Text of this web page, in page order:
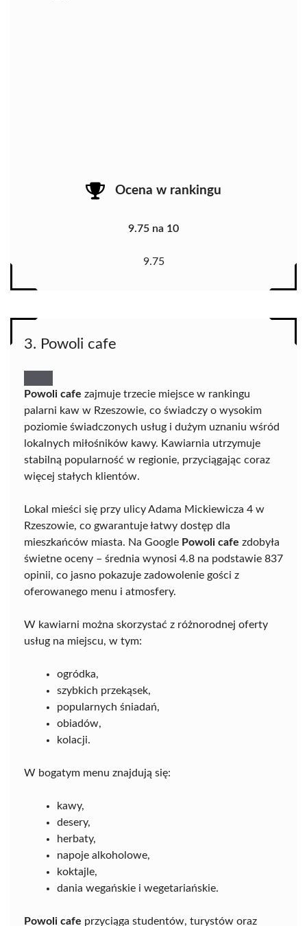
Ocena w rankingu
9.75 na 10
9.75
3. Powoli cafe
Powoli cafe zajmuje trzecie miejsce w rankingu
palarni kaw w Rzeszowie, co świadczy o wysokim
poziomie świadczonych usług i dużym uznaniu wśród
lokalnych miłośników kawy. Kawiarnia utrzymuje
stabilną popularność w regionie, przyciągając coraz
więcej stałych klientów.
Lokal mieści się przy ulicy Adama Mickiewicza 4 w
Rzeszowie, co gwarantuje łatwy dostęp dla
mieszkańców miasta. Na Google Powoli cafe zdobyła
świetne oceny – średnia wynosi 4.8 na podstawie 837
opinii, co jasno pokazuje zadowolenie gości z
oferowanego menu i atmosfery.
W kawiarni można skorzystać z różnorodnej oferty
usług na miejscu, w tym:
ogródka,
szybkich przekąsek,
popularnych śniadań,
obiadów,
kolacji.
W bogatym menu znajdują się:
kawy,
desery,
herbaty,
napoje alkoholowe,
koktajle,
dania wegańskie i wegetariańskie.
Powoli cafe przyciąga studentów, turystów oraz